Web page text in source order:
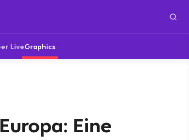
LiveGraphics
Eine